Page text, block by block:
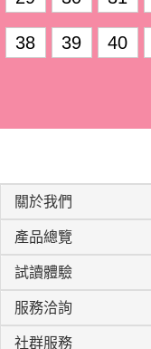
38 39 40
關於我們
產品總覽
試讀體驗
服務洽詢
社群服務